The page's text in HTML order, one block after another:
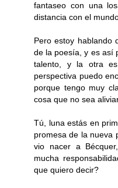
fantaseo con una
distancia con el
Pero estoy hablando
de la poesía, y es así
talento, y la otra
perspectiva puedo
porque tengo muy
cosa que no sea
Tú, luna estás en
promesa de la nueva
vio nacer a
mucha
que quiero decir?